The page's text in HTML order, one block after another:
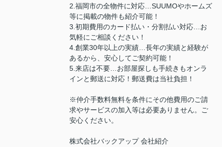
2.福岡市の全物件に対応…SUUMOやホームズ
等に掲載の物件も紹介可能！
3.初期費用のカード払い・分割払い対応…お
気軽にご相談ください！
4.創業30年以上の実績…長年の実績と経験が
あるから、安心してご契約可能！
5.来店は不要…お部屋探しも手続きもオンラ
インと郵送に対応！郵送費は当社負担！
※仲介手数料無料を条件にその他費用のご請
求やサービスの加入等は必要ありません。ご
安心ください。
株式会社バックアップ 会社紹介